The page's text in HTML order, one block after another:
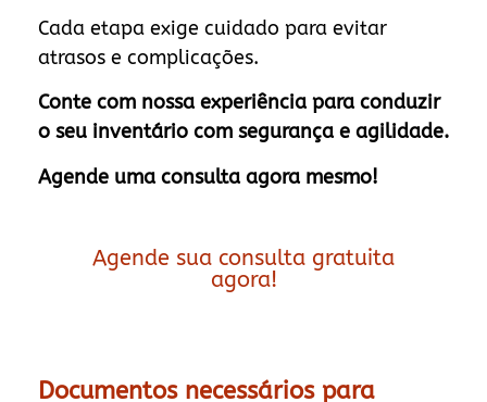
Cada etapa exige cuidado para evitar
atrasos e complicações.
Conte com nossa experiência para conduzir
o seu inventário com segurança e agilidade.
Agende uma consulta agora mesmo!
Agende sua consulta gratuita
agora!
Documentos necessários para